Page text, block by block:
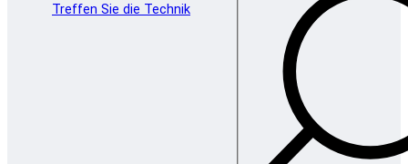
Treffen Sie die Technik